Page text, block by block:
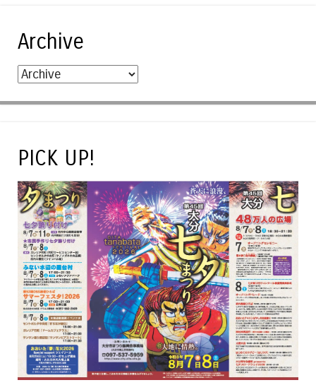
Archive
PICK UP!